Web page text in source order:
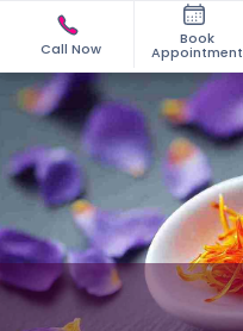
Call Now
Book
Appointment